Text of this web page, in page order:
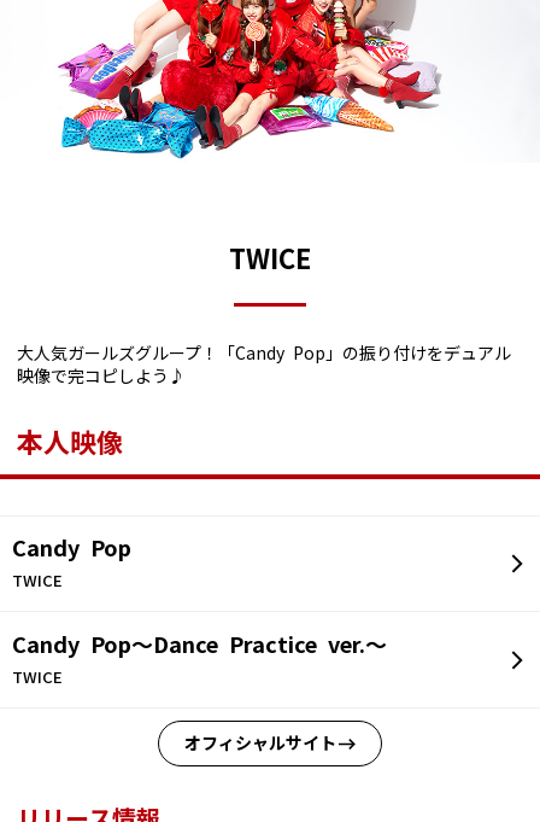
TWICE
大人気ガールズグループ！「Candy Pop」の振り付けをデュアル
映像で完コピしよう♪
本人映像
Candy Pop
TWICE
Candy Pop～Dance Practice ver.～
TWICE
オフィシャルサイト